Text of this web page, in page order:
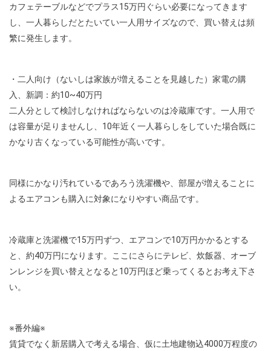
カフェテーブルなどでプラス15万円ぐらい必要になってきます
し、一人暮らしだとたいてい一人用サイズなので、買い替えは頻
繁に発生します。
・二人向け（ないしは家族が増えることを見越した）家電の購
入、新調：約10~40万円
二人分として検討しなければならないのは冷蔵庫です。一人用で
は容量が足りませんし、10年近く一人暮らしをしていた場合既に
かなり古くなっている可能性が高いです。
同様にかなり汚れているであろう洗濯機や、部屋が増えることに
よるエアコンも購入に対象になりやすい商品です。
冷蔵庫と洗濯機で15万円ずつ、エアコンで10万円かかるとする
と、約40万円になります。ここにさらにテレビ、炊飯器、オーブ
ンレンジを買い替えとなると10万円ほど乗ってくるとお考え下さ
い。
※番外編※
賃貸でなく新居購入で考える場合、仮に土地建物込4000万程度の